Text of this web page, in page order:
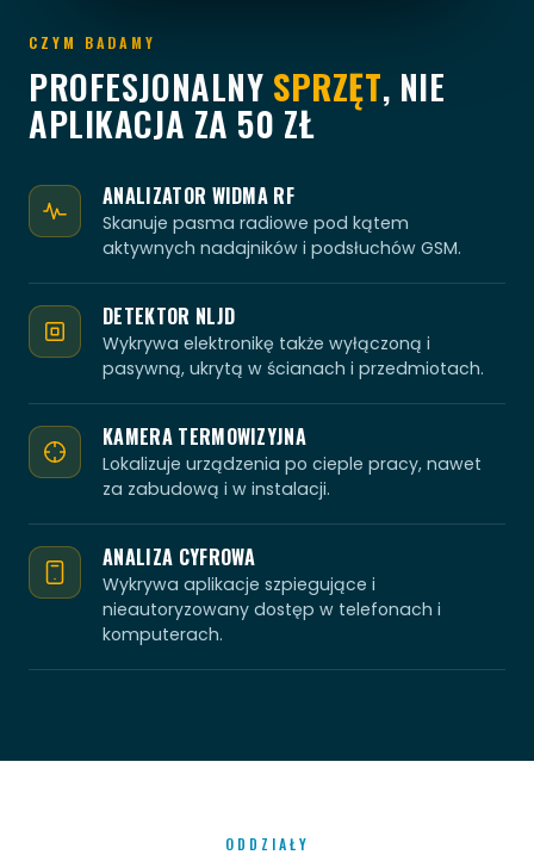
CZYM BADAMY
PROFESJONALNY SPRZĘT, NIE
APLIKACJA ZA 50 ZŁ
ANALIZATOR WIDMA RF
Skanuje pasma radiowe pod kątem
aktywnych nadajników i podsłuchów GSM.
DETEKTOR NLJD
Wykrywa elektronikę także wyłączoną i
pasywną, ukrytą w ścianach i przedmiotach.
KAMERA TERMOWIZYJNA
Lokalizuje urządzenia po cieple pracy, nawet
za zabudową i w instalacji.
ANALIZA CYFROWA
Wykrywa aplikacje szpiegujące i
nieautoryzowany dostęp w telefonach i
komputerach.
ODDZIAŁY